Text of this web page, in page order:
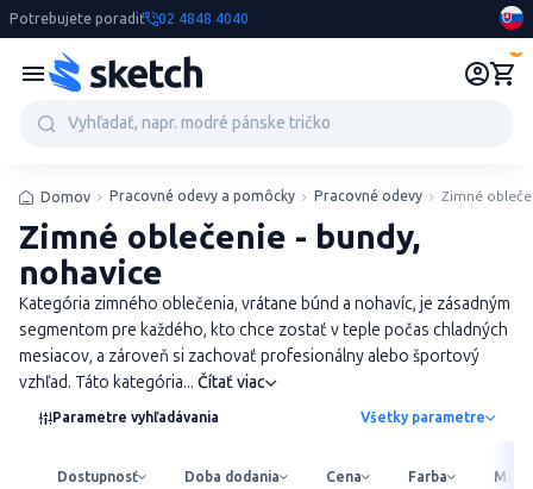
Potrebujete poradiť 02 4848 4040
Domov Pracovné odevy a pomôcky Pracovné odevy Zimné
Zimné oblečenie - bundy,
nohavice
Kategória zimného oblečenia, vrátane búnd a nohavíc, je zásadným
segmentom pre každého, kto chce zostať v teple počas chladných
mesiacov, a zároveň si zachovať profesionálny alebo športový
vzhľad. Táto kategória... Čítať viac
Parametre vyhľadávania Všetky parametre
Dostupnosť Doba dodania Cena Farba